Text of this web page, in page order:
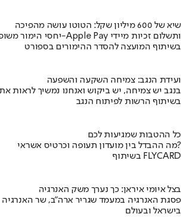
שיא של 600 מיליון שקל: הטוטו עושה מהפיכה
יחסי הימור משופרים, הפקדות ב-Apple Pay ותשלום זכיות מיידי
בשיתוף המועצה להסדר ההימורים בספורט
ועידת הנגב: צמיחה השקעה והשפעה
בנגב יש צמיחה, יש ביקוש ואנחנו נמשיך לראות
בשיתוף הרשות לפיתוח הנגב
כל ההטבות שמגיעות לכם
מה ההבדל בין מועדון תעופה וכרטיס אשראי?
בשיתוף FLYCARD
בצל איומי איראן: כך נערך משק האנרגיה
פסגת האנרגיה במעמד שגריר ארה"ב, שר האנרגיה
בישראל ובעולם